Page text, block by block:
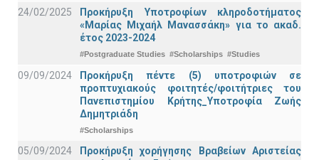
24/02/2025
Προκήρυξη Υποτροφίων κληροδοτήματος
«Μαρίας Μιχαήλ Μανασσάκη» για το ακαδ.
έτος 2023-2024
#Postgraduate Studies #Scholarships #Studies
09/09/2024
Προκήρυξη πέντε (5) υποτροφιών σε
προπτυχιακούς φοιτητές/φοιτήτριες του
Πανεπιστημίου Κρήτης_Υποτροφία Ζωής
Δημητριάδη
#Scholarships
05/09/2024
Προκήρυξη χορήγησης Βραβείων Αριστείας